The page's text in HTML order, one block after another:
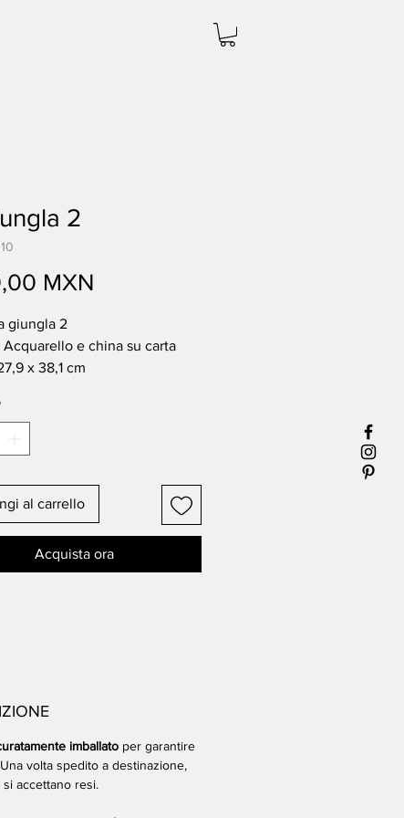
2
MXN
giungla 2
Acquarello e china su carta
x 38,1 cm
di acidi.
al carrello
Acquista ora
imballato per garantire
volta spedito a destinazione,
accettano resi.